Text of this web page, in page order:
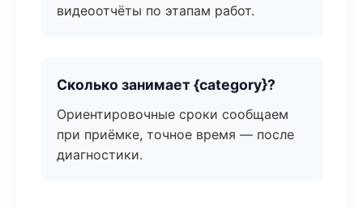
видеоотчёты по этапам работ.
Сколько занимает {category}?
Ориентировочные сроки сообщаем
при приёмке, точное время — после
диагностики.